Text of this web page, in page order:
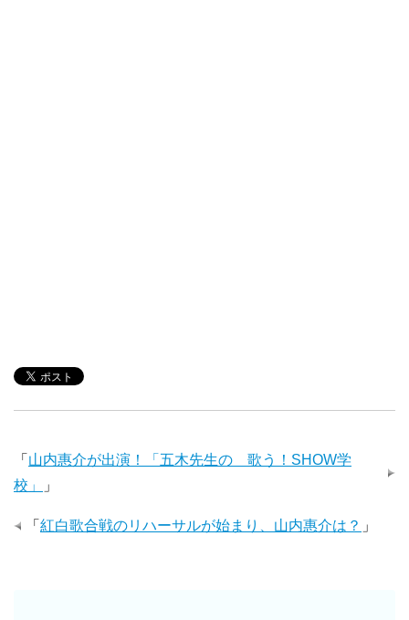
「 山内惠介が出演！「五木先生の 歌う！SHOW学
校」
」
「 紅白歌合戦のリハーサルが始まり、山内惠介は？ 」